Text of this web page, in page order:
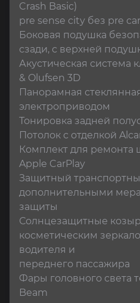
Crash Basic)
pre sense city без pre
Боковая подушка
сзади, с верхней
Акустическая система
& Olufsen 3D
Панорамная
электроприводом
Тонировка задней
Потолок с отделкой
Комплект для ремонта
Apple CarPlay
Защитный
дополнительными
защиты
Солнцезащитные
косметическим
водителя и
переднего пассажира
Фары головного света
Beam